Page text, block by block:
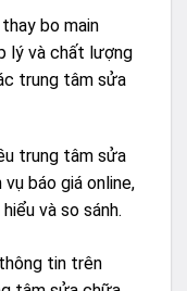
bo main
lý và chất lượng
trung tâm sửa
trung tâm sửa
báo giá online,
và so sánh.
tin trên